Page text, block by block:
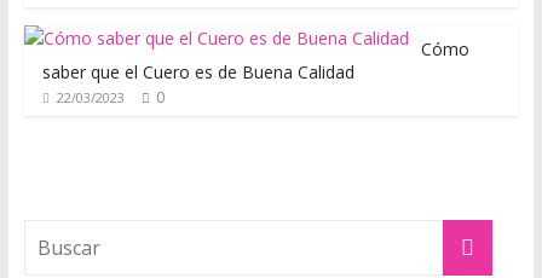
u
e
Cómo
saber que el Cuero es de Buena Calidad
22/03/2023 0